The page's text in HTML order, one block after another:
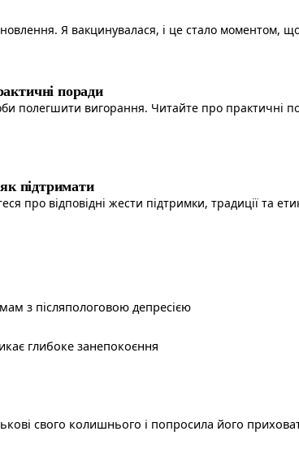
Я вакцинувалася, і це стало моментом,
поради
полегшити вигорання. Читайте про практичні
підтримати
про відповідні жести підтримки, традиції та
з післяпологовою депресією
глибоке занепокоєння
свого колишнього і попросила його